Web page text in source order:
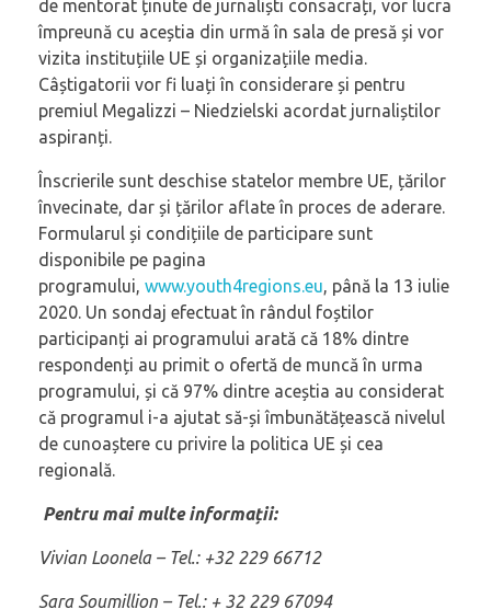
de mentorat ținute de jurnaliști consacrați, vor lucra
împreună cu aceștia din urmă în sala de presă și vor
vizita instituțiile UE și organizațiile media.
Câștigatorii vor fi luați în considerare și pentru
premiul Megalizzi – Niedzielski acordat jurnaliștilor
aspiranți.
Înscrierile sunt deschise statelor membre UE, țărilor
învecinate, dar și țărilor aflate în proces de aderare.
Formularul și condițiile de participare sunt
disponibile pe pagina
programului, www.youth4regions.eu, până la 13 iulie
2020. Un sondaj efectuat în rândul foștilor
participanți ai programului arată că 18% dintre
respondenți au primit o ofertă de muncă în urma
programului, și că 97% dintre aceștia au considerat
că programul i-a ajutat să-și îmbunătățească nivelul
de cunoaștere cu privire la politica UE și cea
regională.
Pentru mai multe informații:
Vivian Loonela – Tel.: +32 229 66712
Sara Soumillion – Tel.: + 32 229 67094